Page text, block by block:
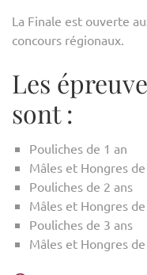
La Finale est ouverte
concours régionaux.
Les
sont :
Pouliches de 1 an
Mâles et Hongres
Pouliches de 2 ans
Mâles et Hongres
Pouliches de 3 ans
Mâles et Hongres